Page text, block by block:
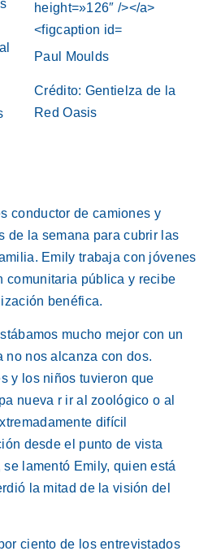
Paul Moulds
Crédito: Gentielza de la
Red Oasis
conductor de camiones y
de la semana para cubrir las
Emily trabaja con jóvenes
comunitaria pública y recibe
benéfica.
mucho mejor con un
no nos alcanza con dos.
y los niños tuvieron que
nueva r ir al zoológico o al
difícil
desde el punto de vista
lamentó Emily, quien está
la mitad de la visión del
ciento de los entrevistados